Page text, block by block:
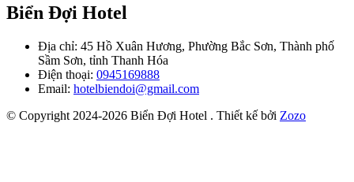
Biển Đợi Hotel
Địa chỉ: 45 Hồ Xuân Hương, Phường Bắc Sơn, Thành phố
Sầm Sơn, tỉnh Thanh Hóa
Điện thoại: 0945169888
Email: hotelbiendoi@gmail.com
© Copyright 2024-2026 Biển Đợi Hotel . Thiết kế bởi Zozo